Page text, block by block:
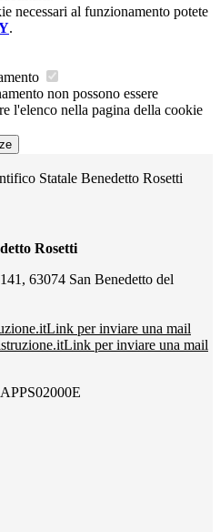
necessari al funzionamento potete
.
non possono essere
l'elenco nella pagina della cookie
Statale Benedetto Rosetti
Rosetti
63074 San Benedetto del
Link per inviare una mail
Link per inviare una mail